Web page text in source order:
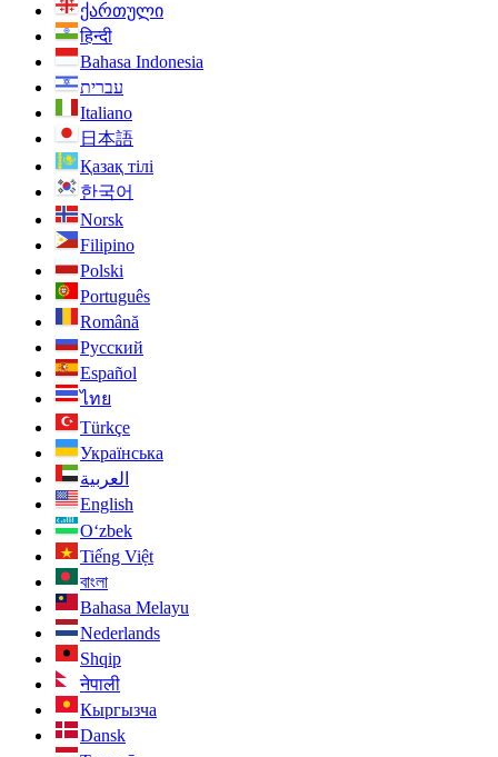
ქართული
हिन्दी
Bahasa Indonesia
עברית
Italiano
日本語
Қазақ тілі
한국어
Norsk
Filipino
Polski
Português
Română
Русский
Español
ไทย
Türkçe
Українська
العربية
English
O‘zbek
Tiếng Việt
বাংলা
Bahasa Melayu
Nederlands
Shqip
नेपाली
Кыргызча
Dansk